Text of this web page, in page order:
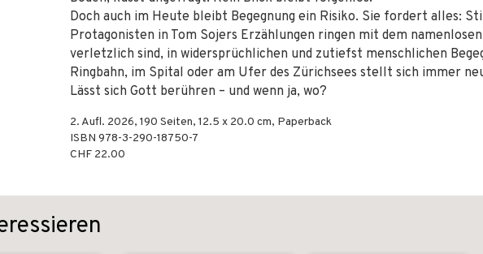
Doch auch im Heute bleibt Begegnung ein Risiko. Sie fordert alles:
Protagonisten in Tom Sojers Erzählungen ringen mit dem
verletzlich sind, in widersprüchlichen und zutiefst menschlichen
Ringbahn, im Spital oder am Ufer des Zürichsees stellt sich immer
Lässt sich Gott berühren – und wenn ja, wo?
2. Aufl. 2026, 190 Seiten, 12.5 x 20.0 cm, Paperback
ISBN 978-3-290-18750-7
CHF 22.00